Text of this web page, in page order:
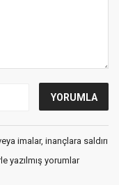
imalar, inançlara saldırı
yazılmış yorumlar